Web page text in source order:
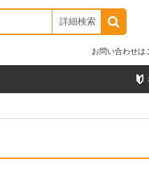
詳細検索
お問い合わせは